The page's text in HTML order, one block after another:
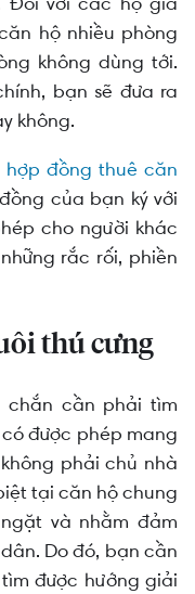
hộ nhiều phòng
không dùng tới.
bạn sẽ đưa ra
không.
hợp đồng thuê căn
của bạn ký với
cho người khác
rắc rối, phiền
thú cưng
chắn cần phải tìm
được phép mang
phải chủ nhà
tại căn hộ chung
và nhằm đảm
Do đó, bạn cần
được hướng giải